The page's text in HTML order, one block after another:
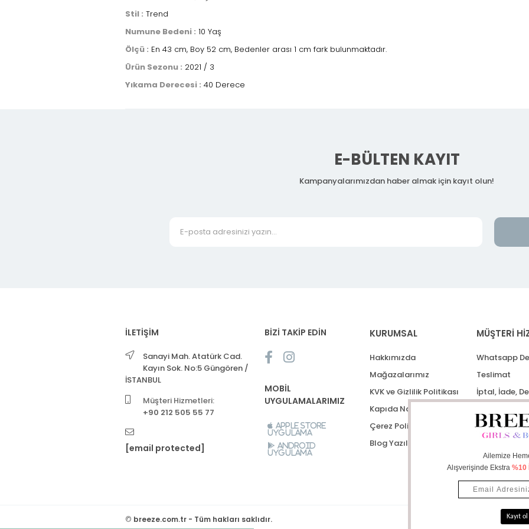
Stil : Trend
Numune Bedeni : 10 Yaş
Ölçü : En 43 cm, Boy 52 cm, Bedenler arası 1 cm fark bulunmaktadır.
Ürün Sezonu : 2021 / 3
Yıkama Derecesi : 40 Derece
E-BÜLTEN KAYIT
Kampanyalarımızdan haber almak için kayıt olun!
İLETİŞİM
Sanayi Mah. Atatürk Cad.
Kayın Sok. No:5 Güngören /
İSTANBUL
Müşteri Hizmetleri:
+90 212 505 55 77
[email protected]
BİZİ TAKİP EDİN
MOBİL
UYGULAMALARIMIZ
Apple Store
Uygulama
Android
Uygulama
KURUMSAL
Hakkımızda
Mağazalarımız
KVK ve Gizlilik Politikası
Kapıda Nakit Ödeme
Çerez Politikası
Blog Yazıları
MÜŞTERİ
Whatsapp
Teslimat
İptal, İade,
© breeze.com.tr - Tüm hakları saklıdır.